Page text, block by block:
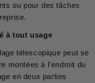
ou pour des tâches
à tout usage
télescopique peut se
montées à l'endroit du
en deux parties